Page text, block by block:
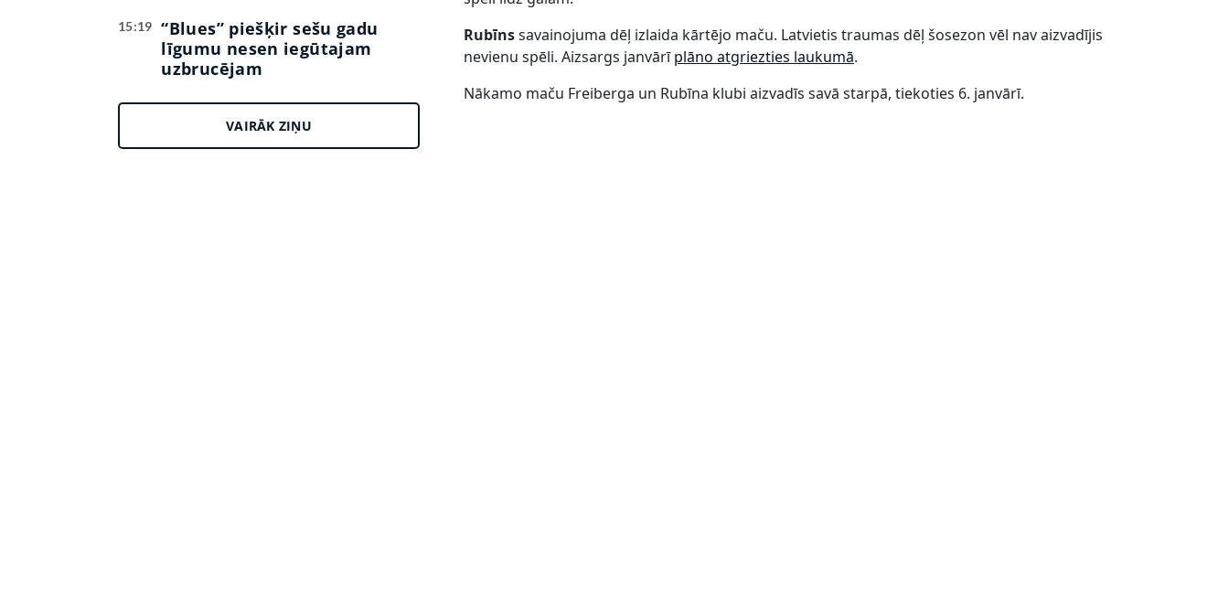
15:19
“Blues” piešķir sešu gadu
līgumu nesen iegūtajam
uzbrucējam
VAIRĀK ZIŅU
Rubīnssavainojuma dēļ izlaida kārtējo maču. Latvietis traumas dēļ šosezon vēl nav aizvadījis
nevienu spēli. Aizsargs janvārīplāno atgriezties laukumā.
Nākamo maču Freiberga un Rubīna klubi aizvadīs savā starpā, tiekoties 6. janvārī.